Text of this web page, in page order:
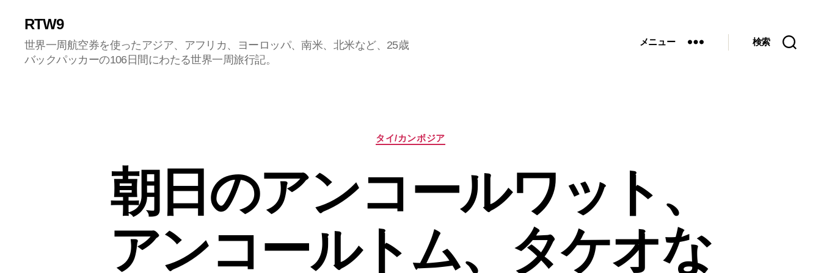
RTW9
世界一周航空券を使ったアジア、アフリカ、ヨーロッパ、南米、北米など、25歳
バックパッカーの106日間にわたる世界一周旅行記。
メニュー 検索
カ
テ
ー
タイ/カンボジア
朝日のアンコールワット、
アンコールトム、タケオな